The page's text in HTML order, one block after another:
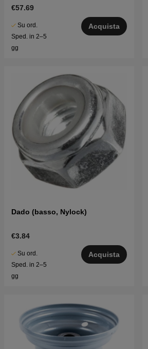
€57.69
Su ord.
Sped. in 2–5
gg
Acquista
Dado (basso, Nylock)
€3.84
Su ord.
Sped. in 2–5
gg
Acquista